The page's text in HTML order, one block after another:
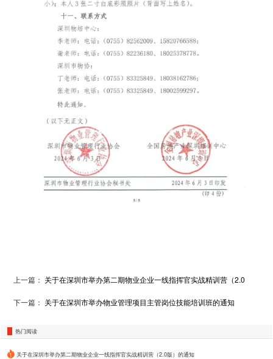
上一篇： 关于在深圳市举办第二期物业企业一线指挥官实战精训营（2.0
下一篇： 关于在深圳市举办物业管理项目主管岗位技能培训班的通知
热门阅读
1 关于在深圳市举办第二期物业企业一线指挥官实战精训营（2.0版）的通知